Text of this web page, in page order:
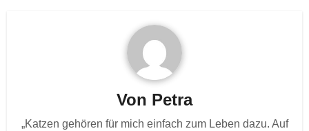
Von Petra
„Katzen gehören für mich einfach zum Leben dazu. Auf